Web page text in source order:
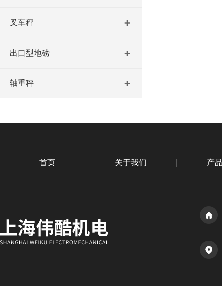
叉车秤
出口型地磅
轴重秤
首页 关于我们 产